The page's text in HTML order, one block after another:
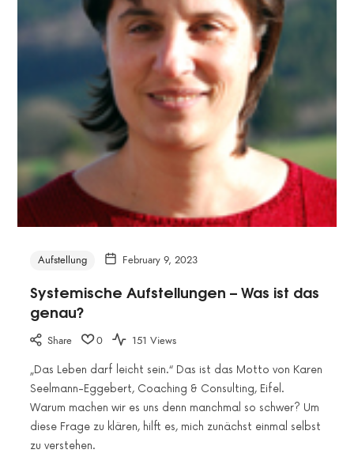
Aufstellung February 9, 2023
Systemische Aufstellungen – Was ist das
genau?
Share 0 151 Views
„Das Leben darf leicht sein.“ Das ist das Motto von Karen
Seelmann-Eggebert, Coaching & Consulting, Eifel.
Warum machen wir es uns denn manchmal so schwer? Um
diese Frage zu klären, hilft es, mich zunächst einmal selbst
zu verstehen.